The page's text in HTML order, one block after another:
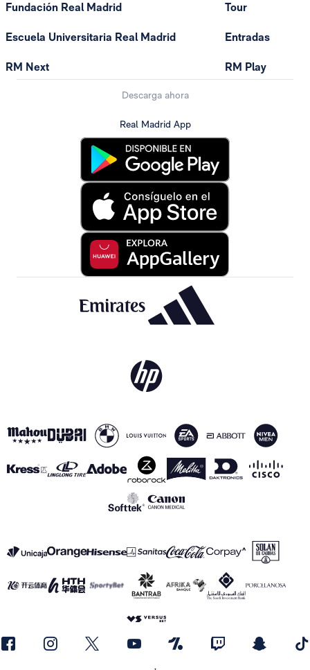
Fundación Real Madrid
Escuela Universitaria Real Madrid
RM Next
Tour
Entradas
RM Play
Descarga ahora
Real Madrid App